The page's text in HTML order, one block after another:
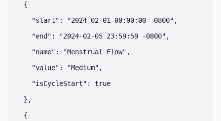
  {
    "start": "2024-02-01 00:00:00 -0800",
    "end": "2024-02-05 23:59:59 -0800",
    "name": "Menstrual Flow",
    "value": "Medium",
    "isCycleStart": true
  },
  {